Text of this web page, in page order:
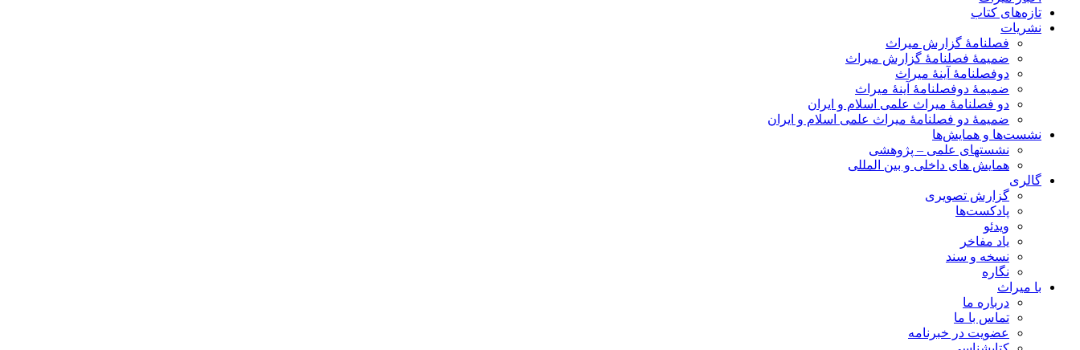
تازه‌های کتاب
نشریات
فصلنامۀ گزارش میراث
ضمیمۀ فصلنامۀ گزارش میراث
دوفصلنامۀ آینۀ میراث
ضمیمۀ دوفصلنامۀ آینۀ میراث
دو فصلنامۀ میراث علمی اسلام و ایران
ضمیمۀ دو فصلنامۀ میراث علمی اسلام و ایران
نشست‌ها و همایش‌ها
نشستهای علمی – پژوهشی
همایش های داخلی و بین المللی
گالری
گزارش تصویری
پادکست‌ها
ویدئو
یاد مفاخر
نسخه و سند
نگاره
با میراث
درباره ما
تماس با ما
عضویت در خبرنامه